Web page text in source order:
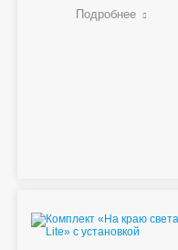
Подробнее